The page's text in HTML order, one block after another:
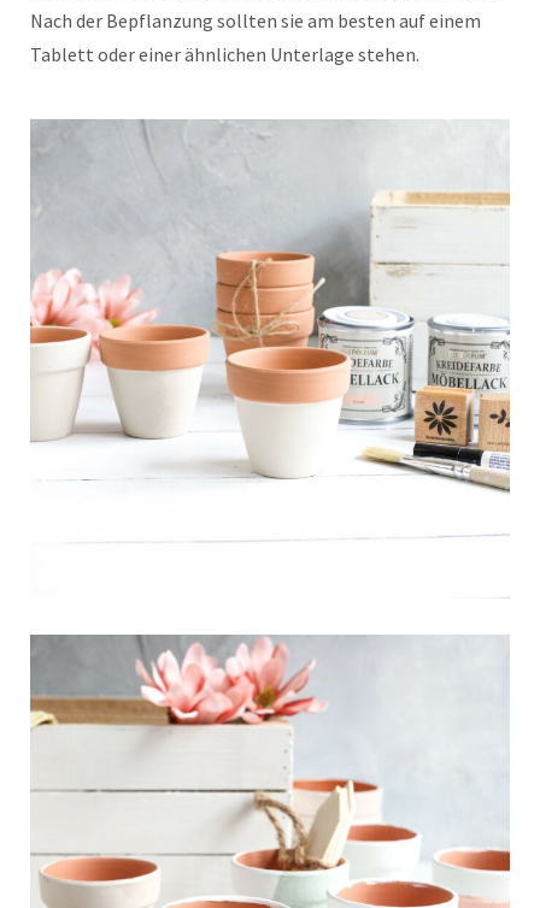
Nach der Bepflanzung sollten sie am besten auf einem
Tablett oder einer ähnlichen Unterlage stehen.